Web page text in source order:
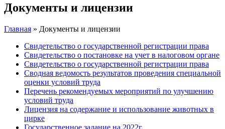
Документы и лицензии
Главная » Документы и лицензии
Свидетельство о государственной регистрации права
Свидетельство о постановке на учет в налоговом органе
Свидетельство о государственной регистрации права
Сводная ведомость результатов проведения специальной
оценки условий труда
Перечень рекомендуемых мероприятий по улучшению
условий труда
Лицензия на содержание и использование животных в
цирке
Государственное задание на 2022г.